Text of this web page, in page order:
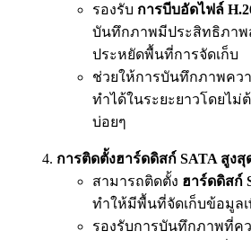
รองรับ การบีบอัดไฟล์
บันทึกภาพมีประสิทธิภาพ
ประหยัดพื้นที่การจัดเก็บ
ช่วยให้การบันทึกภาพคว
ทำได้ในระยะยาวโดยไม่
บ่อยๆ
การติดตั้งฮาร์ดดิสก์ SATA สูงสุ
สามารถติดตั้ง ฮาร์ดดิสก์
ทำให้มีพื้นที่จัดเก็บข้อมูล
รองรับการบันทึกภาพที่ค